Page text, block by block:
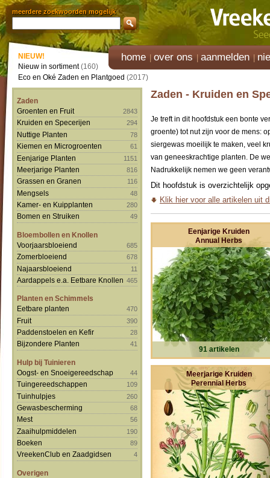
meerdere zoekwoorden mogelijk
home over ons aanmelden
NIEUW!
Nieuw in sortiment(160)
Eco en Oké Zaden en Plantgoed (2017)
Zaden
Groenten en Fruit
2843
Kruiden en Specerijen 294
Nuttige Planten 78
Kiemen en Microgroenten 61
Eenjarige Planten 1151
Meerjarige Planten 816
Grassen en Granen 116
Mengsels 48
Kamer- en Kuipplanten 280
Bomen en Struiken 49
Bloembollen en Knollen
Voorjaarsbloeiend
685
Zomerbloeiend 678
Najaarsbloeiend 11
Aardappels e.a. Eetbare Knollen 465
Planten en Schimmels
Eetbare planten
470
Fruit 390
Paddenstoelen en Kefir 28
Bijzondere Planten 41
Hulp bij Tuinieren
Oogst- en Snoeigereedschap
44
Tuingereedschappen 109
Tuinhulpjes 260
Gewasbescherming 68
Mest 56
Zaaihulpmiddelen 190
Boeken 89
VreekenClub en Zaadgidsen 4
Overigen
Zaden - Kruiden en
Je treft in dit hoofdstuk een bonte
groente) tot nut zijn voor de mens:
siergewas moeilijk te maken, veel
van geneeskrachtige planten. De
Nadrukkelijk nemen we geen
Dit hoofdstuk is overzichtelijk
Klik hier voor alle artikelen uit
Eenjarige Kruiden
Annual Herbs
91 artikelen
Meerjarige Kruiden
Perennial Herbs